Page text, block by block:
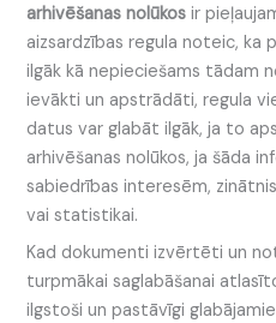
arhivēšanas nolūkos ir
aizsardzības regula noteic, ka
ilgāk kā nepieciešams tādam
ievākti un apstrādāti, regula
datus var glabāt ilgāk, ja to
arhivēšanas nolūkos, ja šāda
sabiedrības interesēm,
vai statistikai.
Kad dokumenti izvērtēti un
turpmākai saglabāšanai
ilgstoši un pastāvīgi